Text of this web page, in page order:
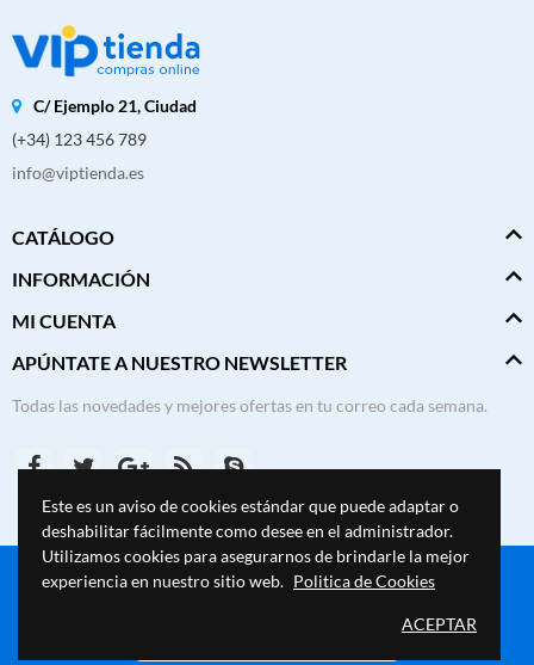
C/ Ejemplo 21, Ciudad
(+34) 123 456 789
info@viptienda.es
CATÁLOGO
INFORMACIÓN
MI CUENTA
APÚNTATE A NUESTRO NEWSLETTER
Todas las novedades y mejores ofertas en tu correo cada semana.
© 2026VipTienda. Todos los derechos reservados.
Este es un aviso de cookies estándar que puede adaptar o
deshabilitar fácilmente como desee en el administrador.
Utilizamos cookies para asegurarnos de brindarle la mejor
experiencia en nuestro sitio web. Politica de Cookies
ACEPTAR